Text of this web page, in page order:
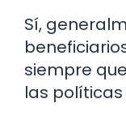
Sí,
siempre
las